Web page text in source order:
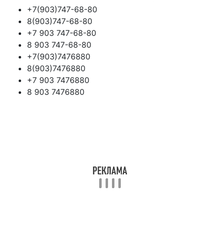
+7(903)747-68-80
8(903)747-68-80
+7 903 747-68-80
8 903 747-68-80
+7(903)7476880
8(903)7476880
+7 903 7476880
8 903 7476880